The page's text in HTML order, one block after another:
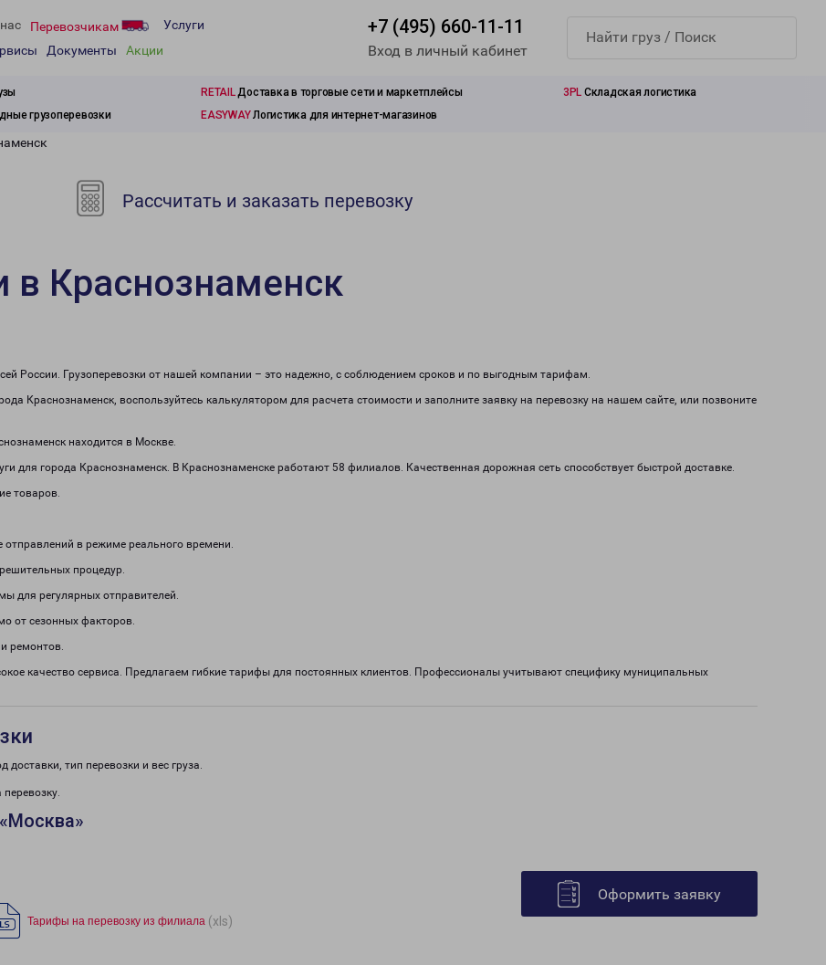
Перевозчикам
Услуги
Документы Акции
+7 (495) 660-11-11
Вход в личный кабинет
RETAILДоставка в торговые сети и маркетплейсы 3PL Складская логистика
грузоперевозки EASYWAYЛогистика для интернет-магазинов
Рассчитать и заказать перевозку
в Краснознаменск
России. Грузоперевозки от нашей компании – это надежно, с соблюдением сроков и по выгодным тарифам.
Краснознаменск, воспользуйтесь калькулятором для расчета стоимости и заполните заявку на перевозку на нашем сайте, или позвоните
находится в Москве.
для города Краснознаменск. В Краснознаменске работают 58 филиалов. Качественная дорожная сеть способствует быстрой доставке.
товаров.
в режиме реального времени.
процедур.
для регулярных отправителей.
от сезонных факторов.
ремонтов.
качество сервиса. Предлагаем гибкие тарифы для постоянных клиентов. Профессионалы учитывают специфику муниципальных
тип перевозки и вес груза.
Тарифы на перевозку из филиала (xls)
Оформить заявку